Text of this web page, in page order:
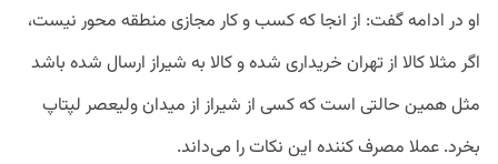
او در ادامه گفت: از انجا که کسب و کار مجازی منطقه محور نیست،
اگر مثلا کالا از تهران خریداری شده و کالا به شیراز ارسال شده باشد
مثل همین حالتی است که کسی از شیراز از میدان ولیعصر لپتاپ
بخرد. عملا مصرف کننده این نکات را می‌داند.